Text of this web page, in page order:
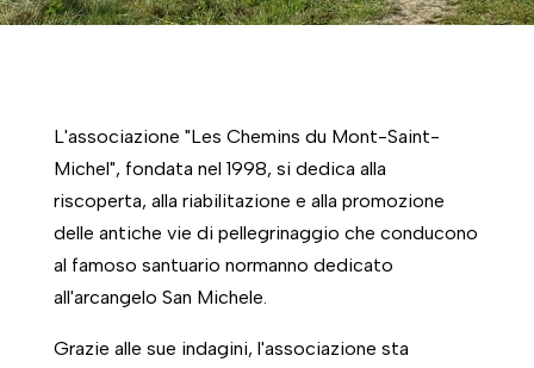
L'associazione "Les Chemins du Mont-Saint-
Michel", fondata nel 1998, si dedica alla
riscoperta, alla riabilitazione e alla promozione
delle antiche vie di pellegrinaggio che conducono
al famoso santuario normanno dedicato
all'arcangelo San Michele.
Grazie alle sue indagini, l'associazione sta